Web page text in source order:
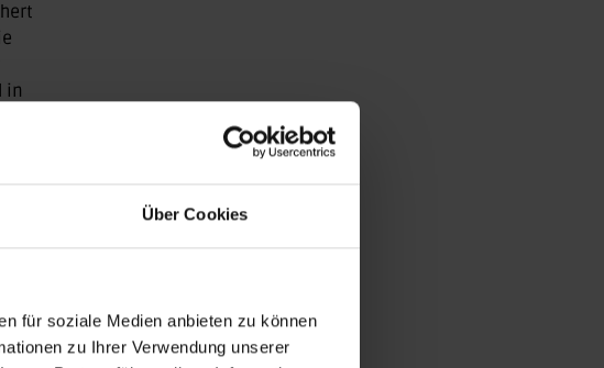
Über Cookies
für soziale Medien anbieten zu können
zu Ihrer Verwendung unserer
in